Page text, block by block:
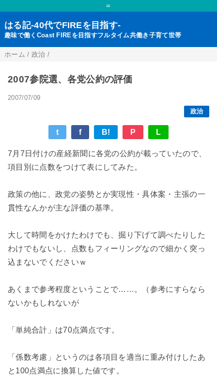
=
はる記-40代でFIREを目指す-
趣味で働くCoast FIREを目指すフルタイム共働き子育て世帯
ホーム / 政治 /
2007参院選、各党公約の評価
2007/07/09
政治
t f B! P L
7月7日付けの産経新聞に各党の公約が載っていたので、
項目別に点数をつけて表にしてみた。
政策の他に、政党の姿勢とか実現性・具体案・主張の一
貫性なんかが主な評価の基準。
大して時間をかけたわけでも、掘り下げて調べたりした
わけでもないし、点数もフィーリングなので細かく突っ
込まないでくださいｗ
あくまで参考程度ということで……。（参考にすらなら
ないかもしれないが
「単純合計」は70点満点です。
「係数考慮」というのは各項目を適当に重み付けしたあ
と100点満点に換算した値です。